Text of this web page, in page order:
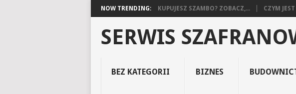
NOW TRENDING: KUPUJESZ SZAMBO? ZOBACZ,... CZYM
SERWIS
BEZ KATEGORII BIZNES